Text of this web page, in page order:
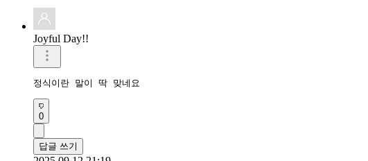
Joyful Day!!
정식이란 말이 딱 맞네요
0
답글 쓰기